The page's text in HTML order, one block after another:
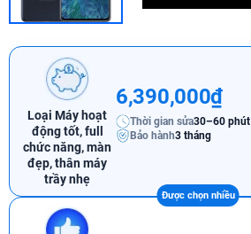
Loại Máy hoạt
động tốt, full
chức năng, màn
đẹp, thân máy
trầy nhẹ
6,390,000₫
Thời gian sửa30–60 phút
Bảo hành3 tháng